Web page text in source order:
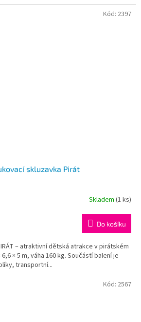
skluzavka Pirát
Skladem (1 ks)
Do košíku
– atraktivní dětská atrakce v pirátském
× 5 m, váha 160 kg. Součástí balení je
transportní...
Kód: 2397
Kód: 2567